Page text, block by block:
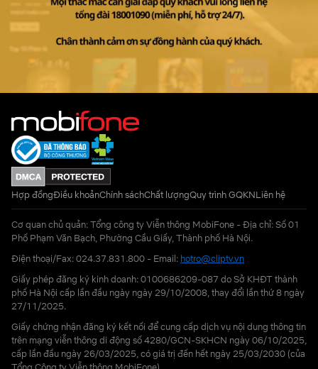
Hợp đồngĐiều khoảnChính sáchChất lượngQuy trình GQKNLiên hệ
Cơ quan chủ quản: Tổng công ty Viễn thông MobiFone - Địa chỉ: Số 01
Phố Phạm Văn Bạch, Phường Cầu Giấy, Thành phố Hà Nội.
Điện thoại/Fax: 024.37.831.800 - Email: hotro@cliptv.vn
Giấy phép đăng ký kinh doanh: 0100686209-087 do Sở KHĐT thành
phố Hà Nội cấp lần đầu ngày ngày 29/10/2008, thay đổi lần thứ 8 ngày
27/11/2025.
Giấy chứng nhận đăng ký kết nối để cung cấp dịch vụ nội dung thông tin
trên mạng viễn thông di động số 4280/GCN-SKHCN ngày 06/10/2025,
cấp lần đầu ngày 26/03/2025, có giá trị đến hết ngày 25/03/2030 (của